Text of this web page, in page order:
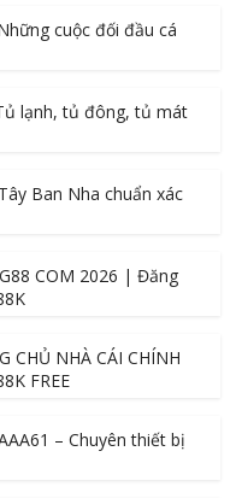
cuộc đối đầu cá
lạnh, tủ đông, tủ mát
Ban Nha chuẩn xác
COM 2026 | Đăng
CHỦ NHÀ CÁI CHÍNH
FREE
– Chuyên thiết bị